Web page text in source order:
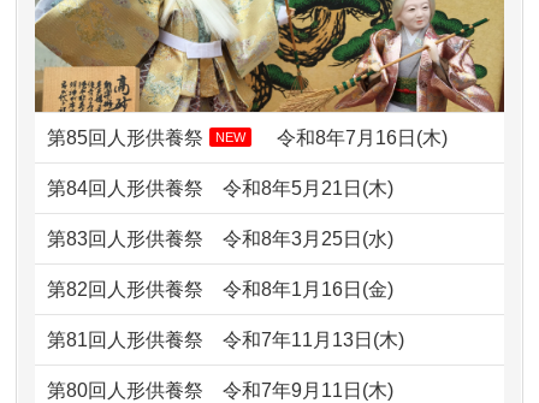
ました。 ...
2026/07/069年間自由が丘店を見守ってくれてあり
がとう。
2026/07/05しっかりとお人形たちの供養をしてい
ただけると...
2026/06/30 長年大事にしてきた雛人形です、供養
していただ...
2026/06/29ガラスケースのまま引き取ってくださ
2024/01/13お雛様のセットを供養・処分したいの
ですが、お雛様とお内裏様だ...
2024/01/13供養申込みの後、供養祭までお人形は
どうなってるのですか？
2024/01/13会社のようですが、きちんと供養して
第85回人形供養祭 NEW 令和8年7月16日(木)
第84回人形供養祭令和8年5月21日(木)
第83回人形供養祭令和8年3月25日(水)
第82回人形供養祭令和8年1月16日(金)
第81回人形供養祭令和7年11月13日(木)
第80回人形供養祭令和7年9月11日(木)